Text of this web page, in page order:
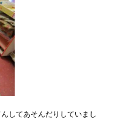
してあそんだりしていまし